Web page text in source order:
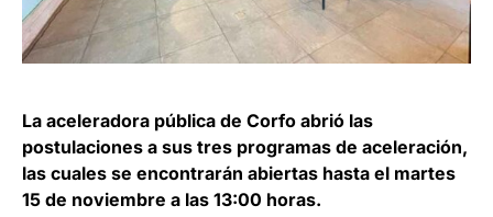
La aceleradora pública de Corfo abrió las
postulaciones a sus tres programas de aceleración,
las cuales se encontrarán abiertas hasta el martes
15 de noviembre a las 13:00 horas.